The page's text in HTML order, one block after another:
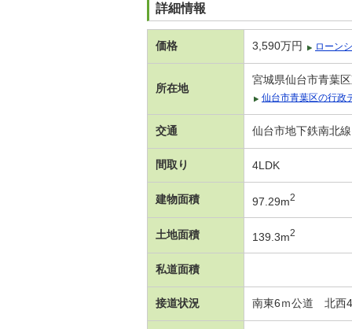
詳細情報
価格 3,590万円 ローン
所在地
宮城県仙台市青葉
仙台市青葉区の行政
交通 仙台市地下鉄南北
間取り 4LDK
建物面積 97.29m2
土地面積 139.3m2
私道面積
接道状況 南東6ｍ公道 北西